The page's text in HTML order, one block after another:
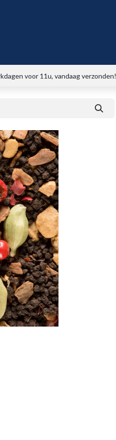
voor 11u, vandaag verzonden!